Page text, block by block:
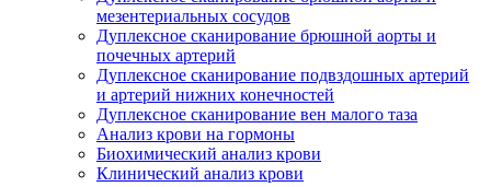
мезентериальных сосудов
Дуплексное сканирование брюшной аорты и
почечных артерий
Дуплексное сканирование подвздошных артерий
и артерий нижних конечностей
Дуплексное сканирование вен малого таза
Анализ крови на гормоны
Биохимический анализ крови
Клинический анализ крови